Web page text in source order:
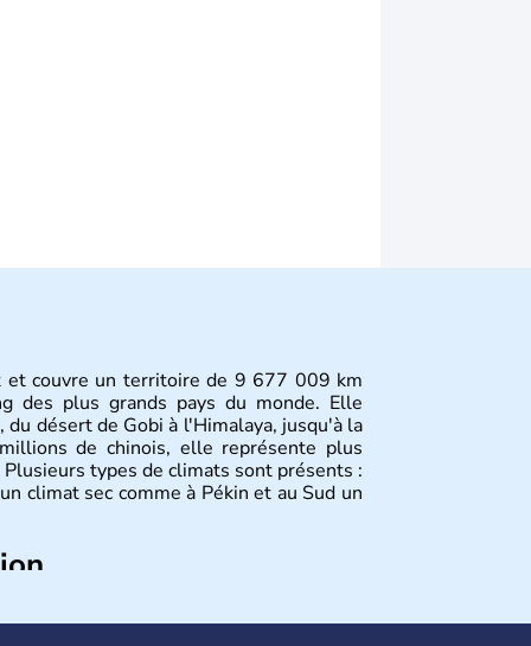
et couvre un territoire de 9 677 009 km
des plus grands pays du monde. Elle
désert de Gobi à l'Himalaya, jusqu'à la
de chinois, elle représente plus
types de climats sont présents :
climat sec comme à Pékin et au Sud un